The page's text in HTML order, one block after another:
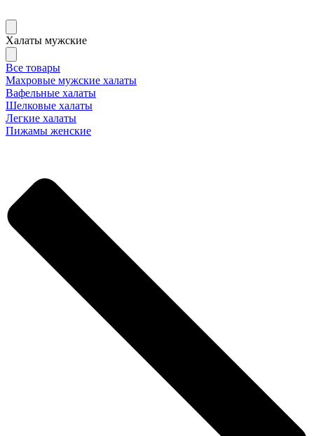
Халаты мужские
Все товары
Махровые мужские халаты
Вафельные халаты
Шелковые халаты
Легкие халаты
Пижамы женские